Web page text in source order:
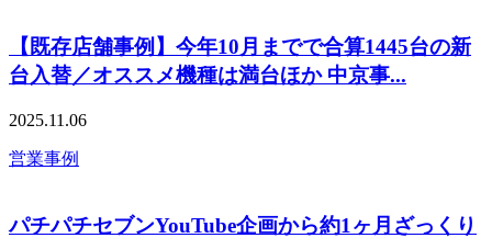
【既存店舗事例】今年10月までで合算1445台の新
台入替／オススメ機種は満台ほか 中京事...
2025.11.06
営業事例
パチパチセブンYouTube企画から約1ヶ月ざっくり